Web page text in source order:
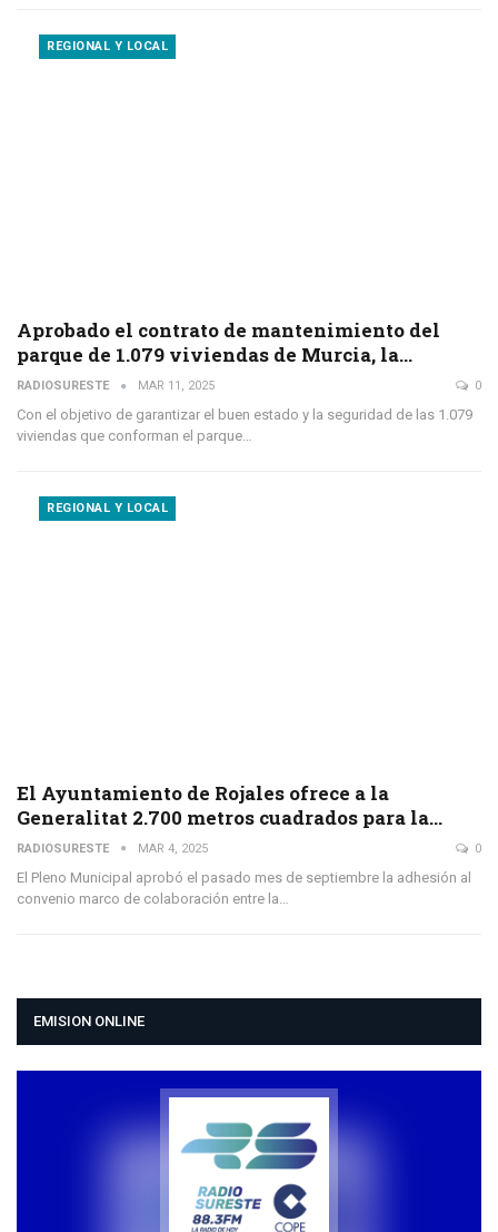
REGIONAL Y LOCAL
Aprobado el contrato de mantenimiento del
parque de 1.079 viviendas de Murcia, la…
RADIOSURESTE MAR 11, 2025 0
Con el objetivo de garantizar el buen estado y la seguridad de las 1.079
viviendas que conforman el parque…
REGIONAL Y LOCAL
El Ayuntamiento de Rojales ofrece a la
Generalitat 2.700 metros cuadrados para la…
RADIOSURESTE MAR 4, 2025 0
El Pleno Municipal aprobó el pasado mes de septiembre la adhesión al
convenio marco de colaboración entre la…
EMISION ONLINE